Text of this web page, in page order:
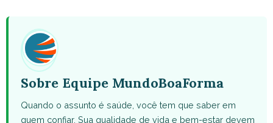
Sobre Equipe MundoBoaForma
Quando o assunto é saúde, você tem que saber em
quem confiar. Sua qualidade de vida e bem-estar devem